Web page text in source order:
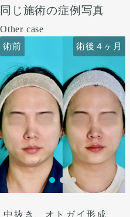
同じ施術の症例写真
Other case
術前 術後４ヶ月
中抜き、オトガイ形成、
術前 術後６ヶ月